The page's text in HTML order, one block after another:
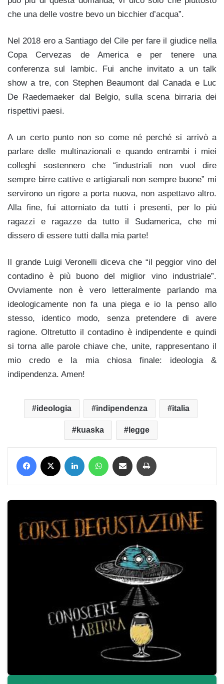
che una delle vostre bevo un bicchier d’acqua”.
Nel 2018 ero a Santiago del Cile per fare il giudice nella
Copa Cervezas de America e per tenere una
conferenza sul lambic. Fui anche invitato a un talk
show a tre, con Stephen Beaumont dal Canada e Luc
De Raedemaeker dal Belgio, sulla scena birraria dei
rispettivi paesi.
A un certo punto non so come né perché si arrivò a
parlare delle multinazionali e quando entrambi i miei
colleghi sostennero che “industriali non vuol dire
sempre birre cattive e artigianali non sempre buone” mi
servirono un rigore a porta nuova, non aspettavo altro.
Alla fine, fui attorniato da tutti i presenti, per lo più
ragazzi e ragazze da tutto il Sudamerica, che mi
dissero di essere tutti dalla mia parte!
Il grande Luigi Veronelli diceva che “il peggior vino del
contadino è più buono del miglior vino industriale”.
Ovviamente non è vero letteralmente parlando ma
ideologicamente non fa una piega e io la penso allo
stesso, identico modo, senza pretendere di avere
ragione. Oltretutto il contadino è indipendente e quindi
si torna alle parole chiave che, unite, rappresentano il
mio credo e la mia chiosa finale: ideologia &
indipendenza. Amen!
ideologia indipendenza italia
kuaska legge
Facebook LinkedIn WhatsApp Condividi via mail